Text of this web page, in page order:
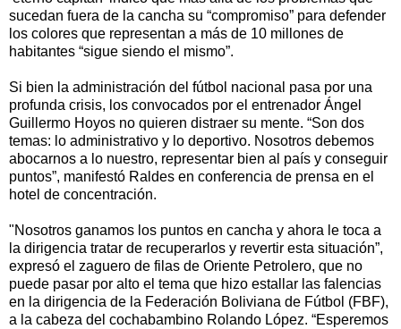
sucedan fuera de la cancha su “compromiso” para defender
los colores que representan a más de 10 millones de
habitantes “sigue siendo el mismo”.
Si bien la administración del fútbol nacional pasa por una
profunda crisis, los convocados por el entrenador Ángel
Guillermo Hoyos no quieren distraer su mente. “Son dos
temas: lo administrativo y lo deportivo. Nosotros debemos
abocarnos a lo nuestro, representar bien al país y conseguir
puntos”, manifestó Raldes en conferencia de prensa en el
hotel de concentración.
"Nosotros ganamos los puntos en cancha y ahora le toca a
la dirigencia tratar de recuperarlos y revertir esta situación”,
expresó el zaguero de filas de Oriente Petrolero, que no
puede pasar por alto el tema que hizo estallar las falencias
en la dirigencia de la Federación Boliviana de Fútbol (FBF),
a la cabeza del cochabambino Rolando López. “Esperemos